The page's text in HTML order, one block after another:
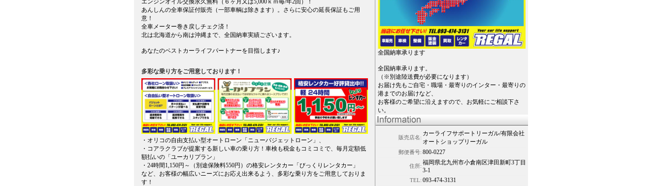
エンジンオイル交換永久無料（６ヶ月又は5,000ｋｍ毎/年2回）！
あんしんの全車保証付販売（一部車輌は除きます）。さらに安心の延長保証もご用
意！
全車メーター巻き戻しチェク済！
北は北海道から南は沖縄まで、全国納車実績ございます。
あなたのベストカーライフパートナーを目指します♪
多彩な乗り方をご用意しております！
・オリコの自由支払い型オートローン「ニューバジェットローン」、
・コアラクラブが提案する新しい車の乗り方！車検も税金もコミコミで、毎月定額低
額払いの「ユーカリプラン」
・24時間1,150円～（別途保険料550円）の格安レンタカー「びっくりレンタカー」
など、お客様の幅広いニーズにお応え出来るよう、多彩な乗り方をご用意しておりま
す！
全国納車承ります
全国納車承ります。
（※別途陸送費が必要になります）
お届け先もご自宅・職場・最寄りのインター・最寄りの
港までのお届けなど、
お客様のご希望に沿えますので、お気軽にご相談下さ
い。
販売店名:
カーライフサポートリーガル/有限会社
オートショップリーガル
郵便番号: 800-0227
住所: 福岡県北九州市小倉南区津田新町3丁目
3-1
TEL: 093-474-3131